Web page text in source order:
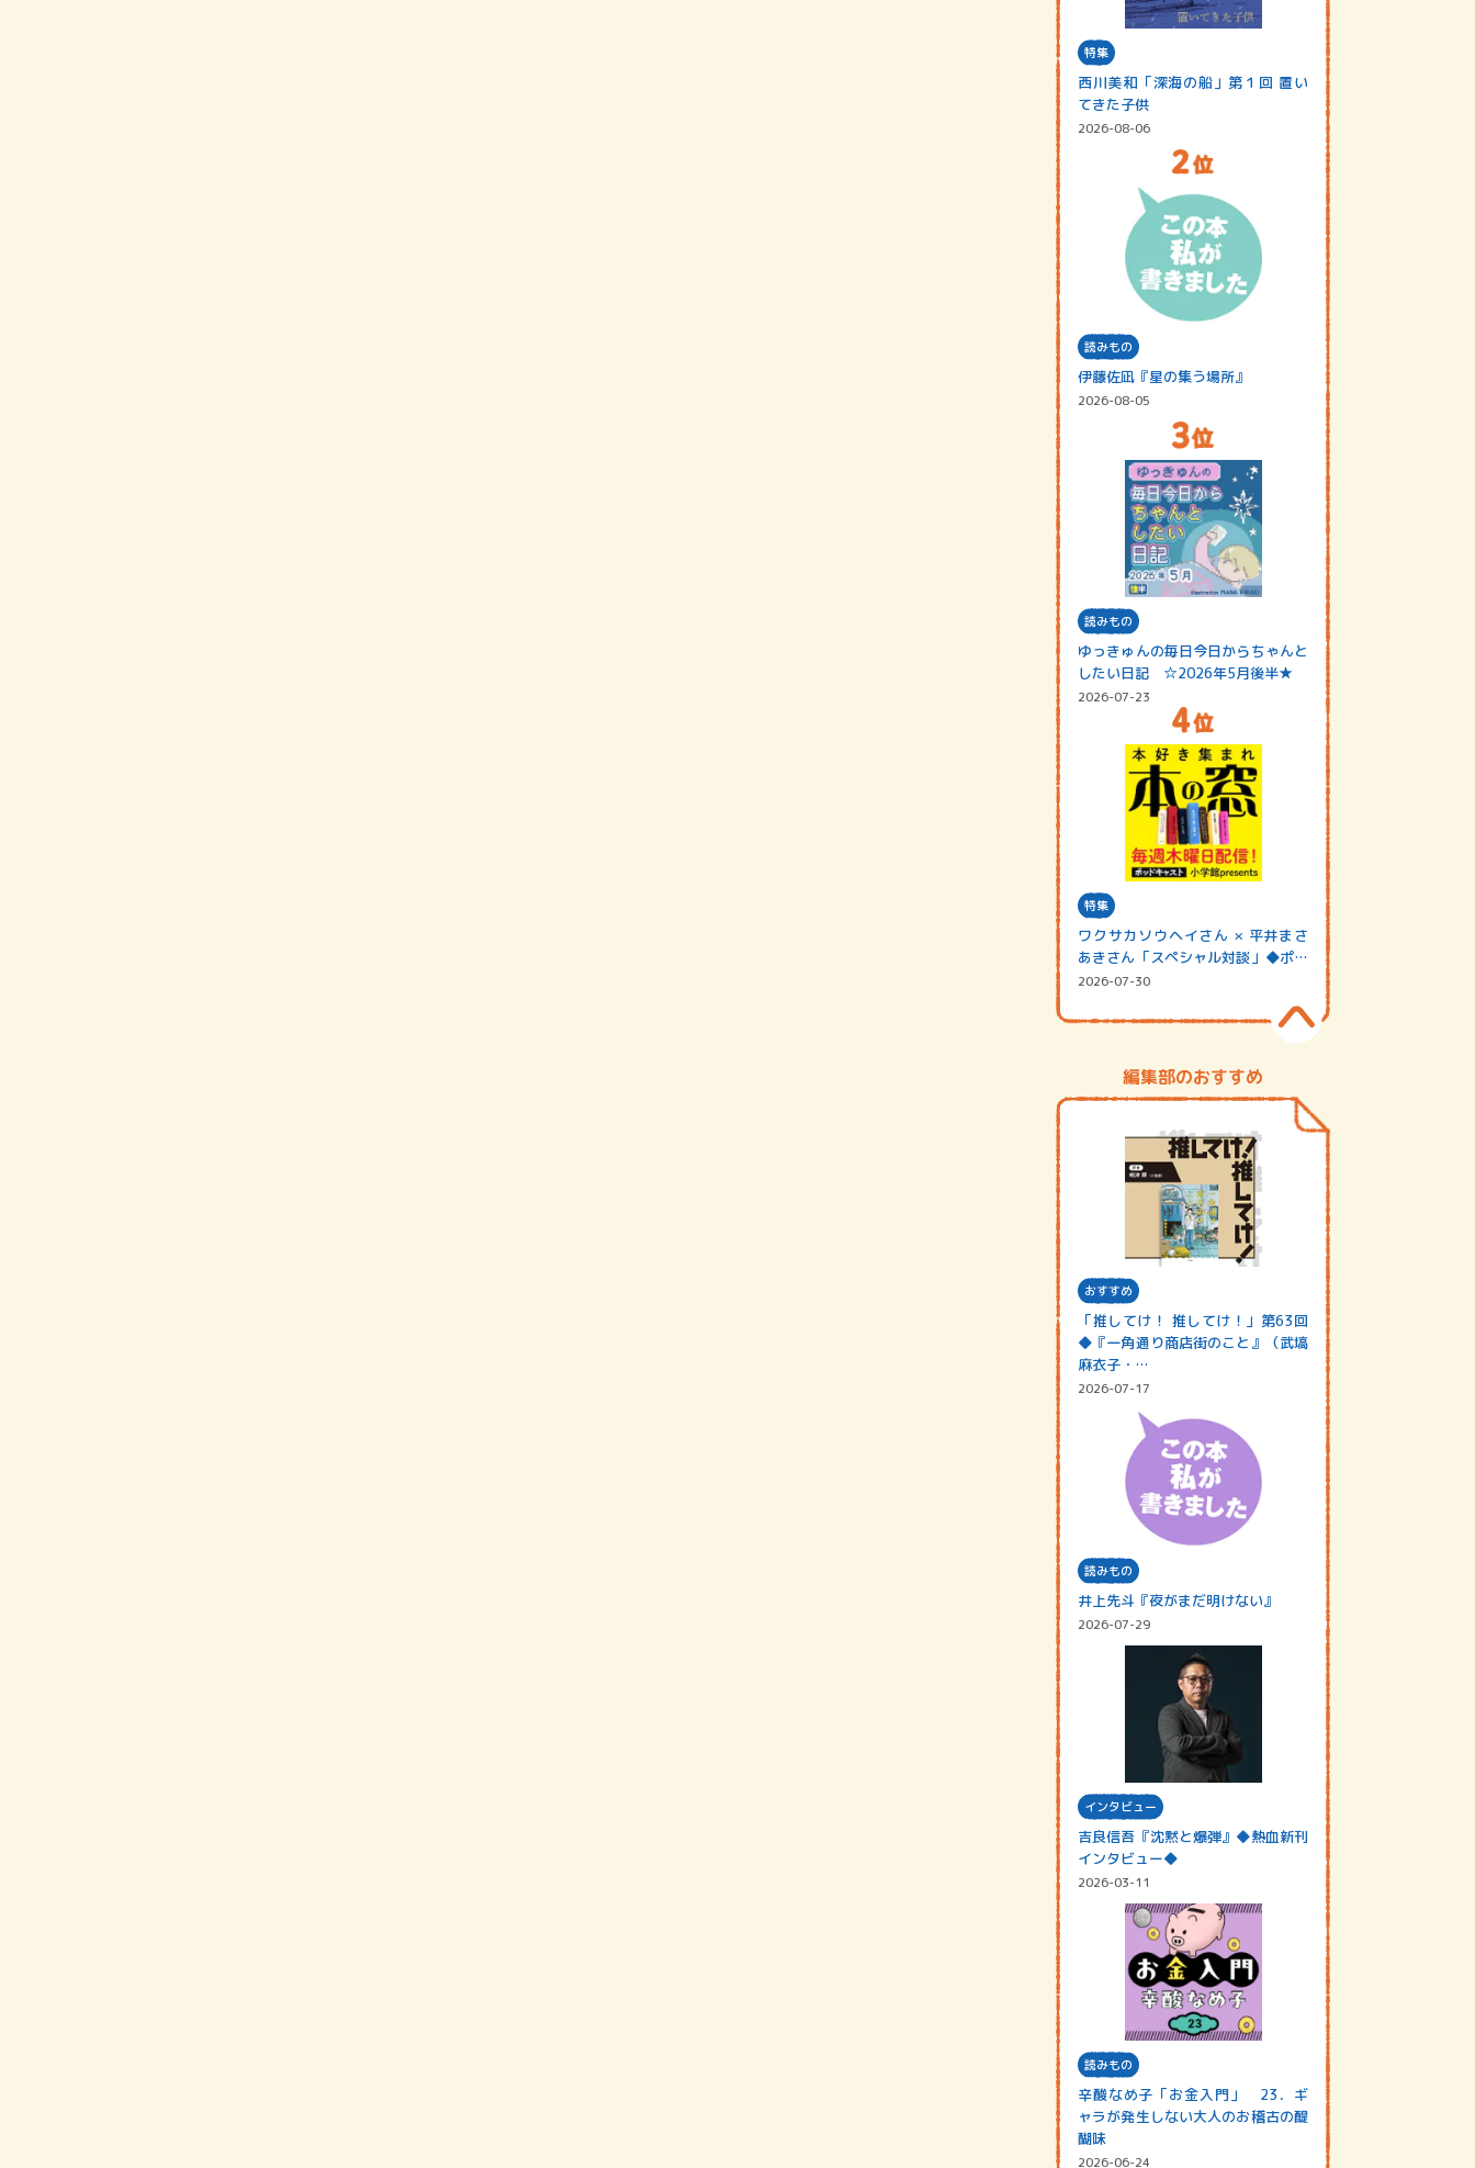
特集
西川美和「深海の船」第１回 置い
てきた子供
2026-08-06
読みもの
伊藤佐凪『星の集う場所』
2026-08-05
読みもの
ゆっきゅんの毎日今日からちゃんと
したい日記 ☆2026年5月後半★
2026-07-23
特集
ワクサカソウヘイさん × 平井まさ
あきさん「スペシャル対談」◆ポッ
ドキャスト…
2026-07-30
編集部のおすすめ
おすすめ
「推してけ！ 推してけ！」第63回
◆『一角通り商店街のこと』（武塙
麻衣子・…
2026-07-17
読みもの
井上先斗『夜がまだ明けない』
2026-07-29
インタビュー
吉良信吾『沈黙と爆弾』◆熱血新刊
インタビュー◆
2026-03-11
読みもの
辛酸なめ子「お金入門」 23．ギ
ャラが発生しない大人のお稽古の醍
醐味
2026-06-24